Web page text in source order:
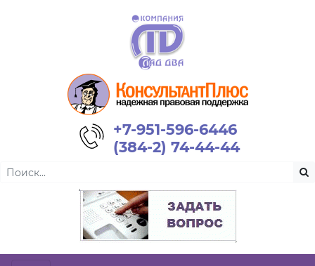
+7-951-596-6446
(384-2) 74-44-44